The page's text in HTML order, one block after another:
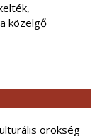
közelgő
örökség